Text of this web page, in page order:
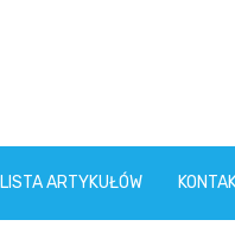
LISTA ARTYKUŁÓW